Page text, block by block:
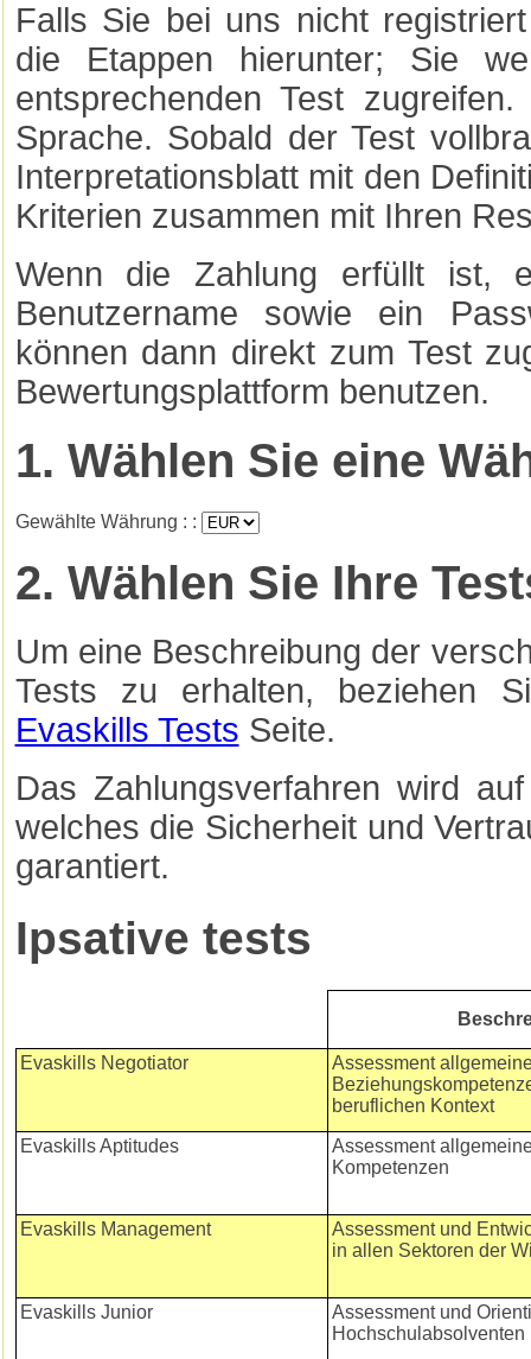
Falls Sie bei uns nicht
die Etappen hierunter; Sie
entsprechenden Test
Sprache. Sobald der Test
Interpretationsblatt mit den
Kriterien zusammen mit Ihren
Wenn die Zahlung erfüllt ist,
Benutzername sowie ein
können dann direkt zum Test
Bewertungsplattform benutzen.
1. Wählen Sie eine
Gewählte Währung : :
2. Wählen Sie Ihre
Um eine Beschreibung der
Tests zu erhalten, beziehen
Evaskills Tests Seite.
Das Zahlungsverfahren wird
welches die Sicherheit und
garantiert.
Ipsative tests
Evaskills Negotiator
Assessment
beruflichen Kontext
Evaskills Aptitudes
Assessment
Kompetenzen
Evaskills Management
Assessment und
in allen Sektoren der
Evaskills Junior
Assessment und
Hochschulabsolventen